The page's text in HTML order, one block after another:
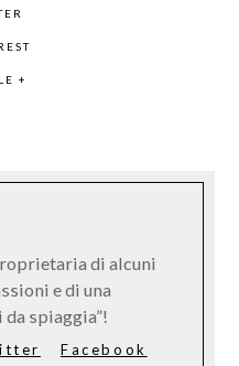
+
di alcuni
e di una
spiaggia”!
Facebook